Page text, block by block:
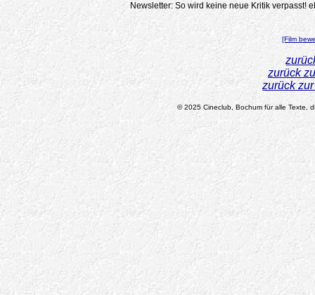
Newsletter: So wird keine neue Kritik verpasst!
[Film
zurück
zurück
© 2025 Cineclub, Bochum für alle Texte,